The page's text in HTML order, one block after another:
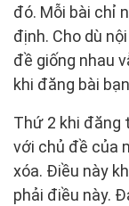
đó. Mỗi bài chỉ
định. Cho dù
đề giống nhau
khi đăng bài
Thứ 2 khi đăng
với chủ đề của
xóa. Điều này
phải điều này.